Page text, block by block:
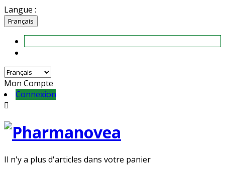
Langue :
Français
Mon Compte
Connexion

Il n'y a plus d'articles dans votre panier